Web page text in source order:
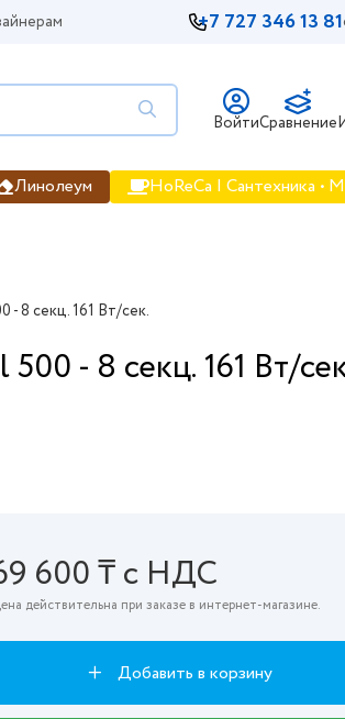
+7 727 346 13 81
ВойтиСравнение
Линолеум HoReCa | Сантехника •
8 секц. 161 Вт/сек.
- 8 секц. 161 Вт/
600 ₸ с НДС
действительна при заказе в интернет-магазине.
Добавить в корзину